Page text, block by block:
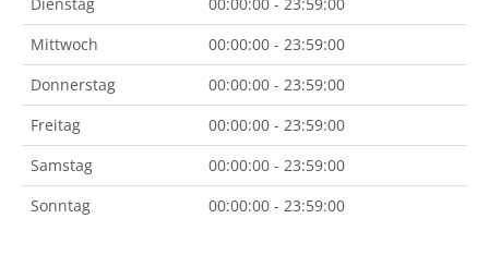
Mittwoch
00:00:00 - 23:59:00
Donnerstag
00:00:00 - 23:59:00
Freitag
00:00:00 - 23:59:00
Samstag
00:00:00 - 23:59:00
Sonntag
00:00:00 - 23:59:00